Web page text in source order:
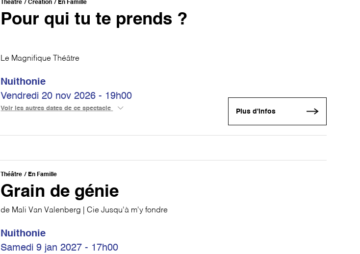
Théâtre Création En Famille
Pour qui tu te prends ?
Le Magnifique Théâtre
Nuithonie
Vendredi 20 nov 2026 - 19h00
Voir les autres dates de ce spectacle Plus d'infos
Théâtre En Famille
Grain de génie
de Mali Van Valenberg | Cie Jusqu'à m'y fondre
Nuithonie
Samedi 9 jan 2027 - 17h00